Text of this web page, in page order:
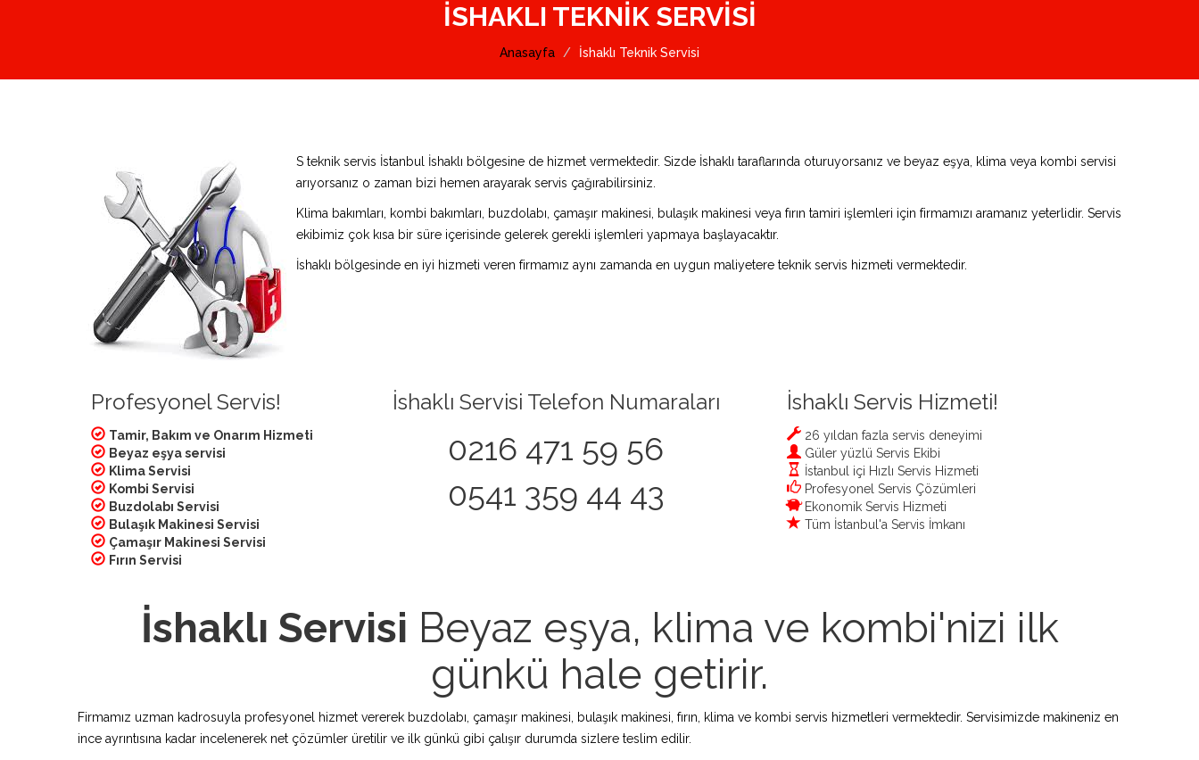
İSHAKLI TEKNIK SERVISI
Anasayfa İshaklı Teknik Servisi
S teknik servis İstanbul İshaklı bölgesine de hizmet vermektedir. Sizde İshaklı taraflarında oturuyorsanız ve beyaz eşya, klima veya kombi servisi
arıyorsanız o zaman bizi hemen arayarak servis çağırabilirsiniz.
Klima bakımları, kombi bakımları, buzdolabı, çamaşır makinesi, bulaşık makinesi veya fırın tamiri işlemleri için firmamızı aramanız yeterlidir. Servis
ekibimiz çok kısa bir süre içerisinde gelerek gerekli işlemleri yapmaya başlayacaktır.
İshaklı bölgesinde en iyi hizmeti veren firmamız aynı zamanda en uygun maliyetere teknik servis hizmeti vermektedir.
Profesyonel Servis!
Tamir, Bakım ve Onarım Hizmeti
Beyaz eşya servisi
Klima Servisi
Kombi Servisi
Buzdolabı Servisi
Bulaşık Makinesi Servisi
Çamaşır Makinesi Servisi
Fırın Servisi
İshaklı Servisi Telefon Numaraları
0216 471 59 56
0541 359 44 43
İshaklı Servis Hizmeti!
26 yıldan fazla servis deneyimi
Güler yüzlü Servis Ekibi
İstanbul içi Hızlı Servis Hizmeti
Profesyonel Servis Çözümleri
Ekonomik Servis Hizmeti
Tüm İstanbul'a Servis İmkanı
İshaklı Servisi Beyaz eşya, klima ve kombi'nizi ilk
günkü hale getirir.
Firmamız uzman kadrosuyla profesyonel hizmet vererek buzdolabı, çamaşır makinesi, bulaşık makinesi, fırın, klima ve kombi servis hizmetleri vermektedir. Servisimizde makineniz en
ince ayrıntısına kadar incelenerek net çözümler üretilir ve ilk günkü gibi çalışır durumda sizlere teslim edilir.